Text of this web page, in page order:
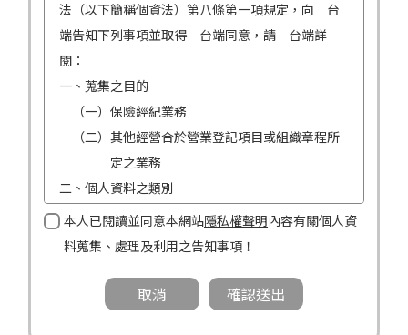
法（以下簡稱個資法）第八條第一項規定，向 台
端告知下列事項並取得 台端同意，請 台端詳
閱：
一、蒐集之目的
（一）保險經紀業務
（二）其他經營合於營業登記項目或組織章程所
定之業務
二、個人資料之類別
（一）姓名
（二）性別
三、個人資料利用之期間、地區、對象及方式
（一）期間：蒐集之目的存續期間及依法令規定
本人已閱讀並同意本網站隱私權聲明內容有關個人資
料蒐集、處理及利用之告知事項！